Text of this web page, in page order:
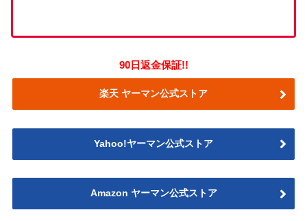
90日返金保証!!
楽天 ヤーマン公式ストア
Yahoo!ヤーマン公式ストア
Amazon ヤーマン公式ストア